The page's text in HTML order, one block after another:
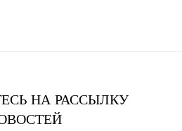
НА РАССЫЛКУ